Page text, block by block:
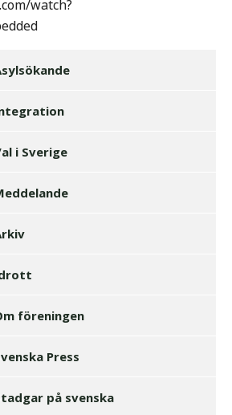
i Sverige
föreningen
Press
på svenska